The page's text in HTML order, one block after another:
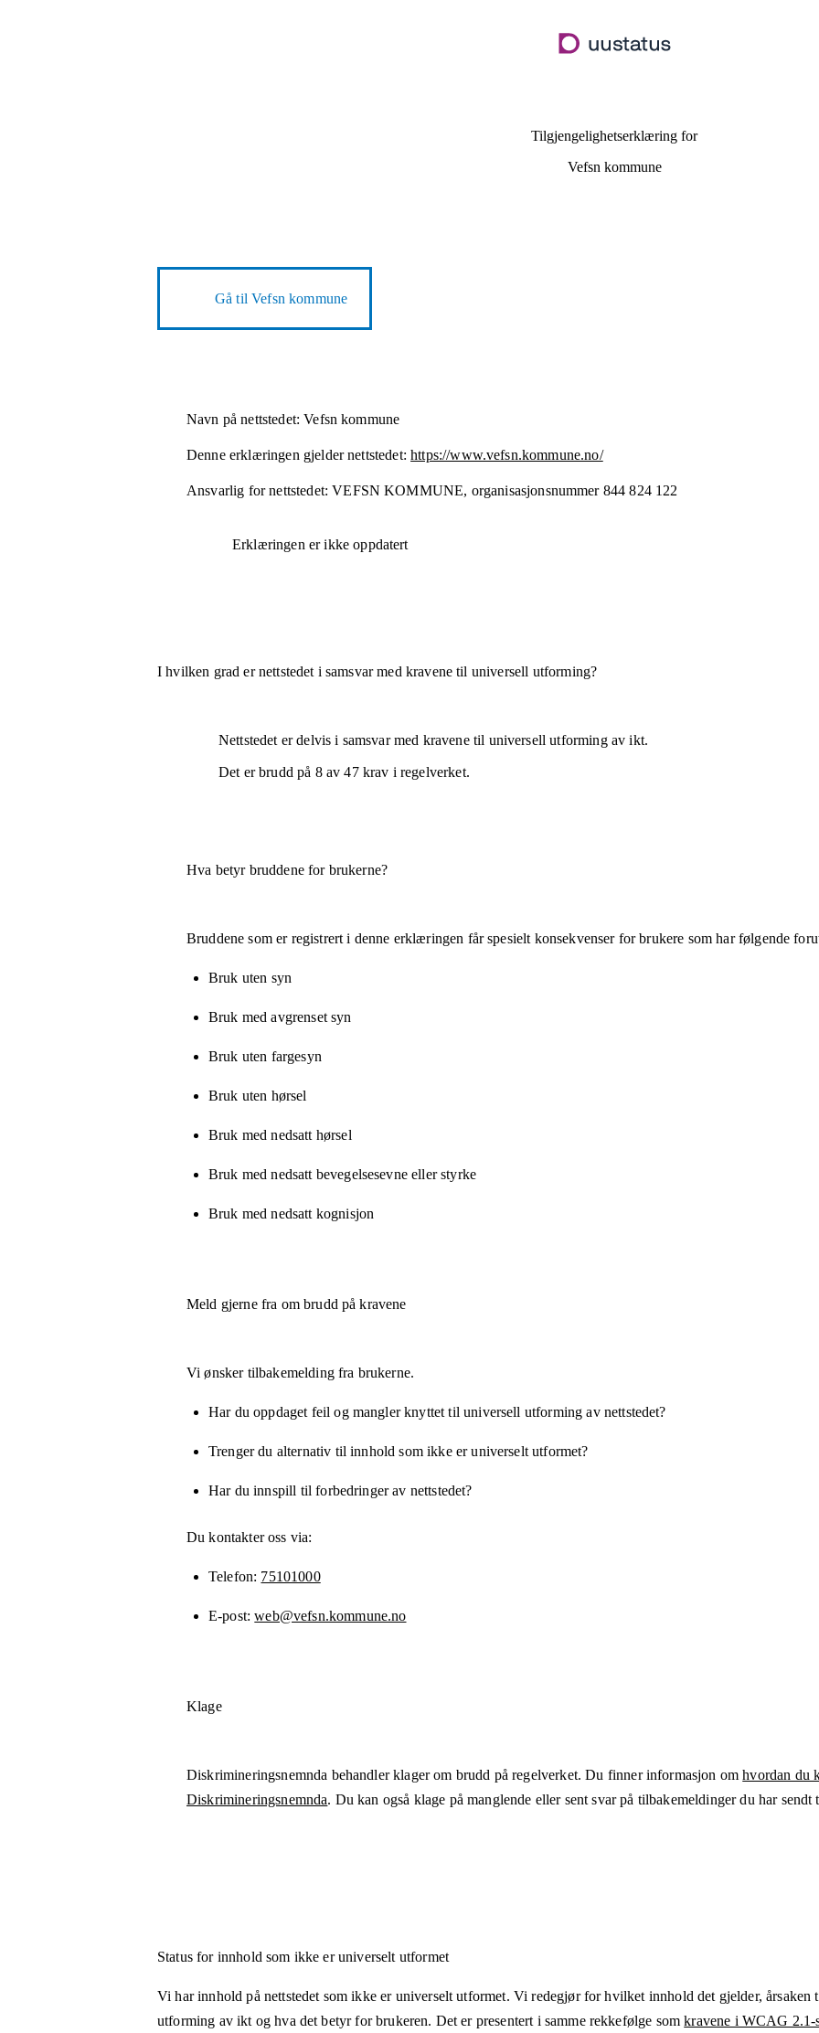
hovedinnhold
Tilgjengelighetserklæring for
Vefsn kommune
Gå tilVefsn kommune
Navn på nettstedet: Vefsn kommune
Denne erklæringen gjelder nettstedet: https://www.vefsn.kommune.no/
Ansvarlig for nettstedet: VEFSN KOMMUNE, organisasjonsnummer 844 824 122
Erklæringen er ikke oppdatert
I hvilken grad er nettstedet i samsvar med kravene til universell utforming?
Nettstedet erdelvis i samsvarmed kravene til universell utforming av ikt.
Det er brudd på 8av47krav i regelverket.
Hva betyr bruddene for brukerne?
Bruddene som er registrert i denne erklæringen får spesielt konsekvenser for brukere som har følgende
Bruk uten syn
Bruk med avgrenset syn
Bruk uten fargesyn
Bruk uten hørsel
Bruk med nedsatt hørsel
Bruk med nedsatt bevegelsesevne eller styrke
Bruk med nedsatt kognisjon
Meld gjerne fra om brudd på kravene
Vi ønsker tilbakemelding fra brukerne.
Har du oppdaget feil og mangler knyttet til universell utforming av nettstedet?
Trenger du alternativ til innhold som ikke er universelt utformet?
Har du innspill til forbedringer av nettstedet?
Du kontakter oss via:
Telefon 75101000
E-post web@vefsn.kommune.no
Klage
Diskrimineringsnemnda behandler klager om brudd på regelverket. Du finner informasjon omhvordan du
Diskrimineringsnemnda. Du kan også klage på manglende eller sent svar på tilbakemeldinger du har sendt
Status for innhold som ikke er universelt utformet
Vi har innhold på nettstedet som ikke er universelt utformet. Vi redegjør for hvilket innhold det gjelder,
utforming av ikt og hva det betyr for brukeren. Det er presentert i samme rekkefølge somkravene i WCAG 2.1-